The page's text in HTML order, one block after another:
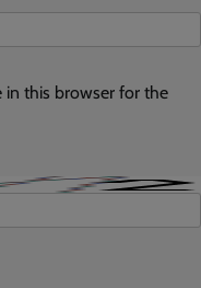
in this browser for the